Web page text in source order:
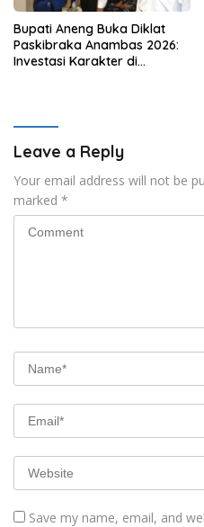
Bupati Aneng Buka Diklat
Paskibraka Anambas 2026:
Investasi Karakter di
Leave a Reply
Your email address will not be
marked *
Save my name, email, and